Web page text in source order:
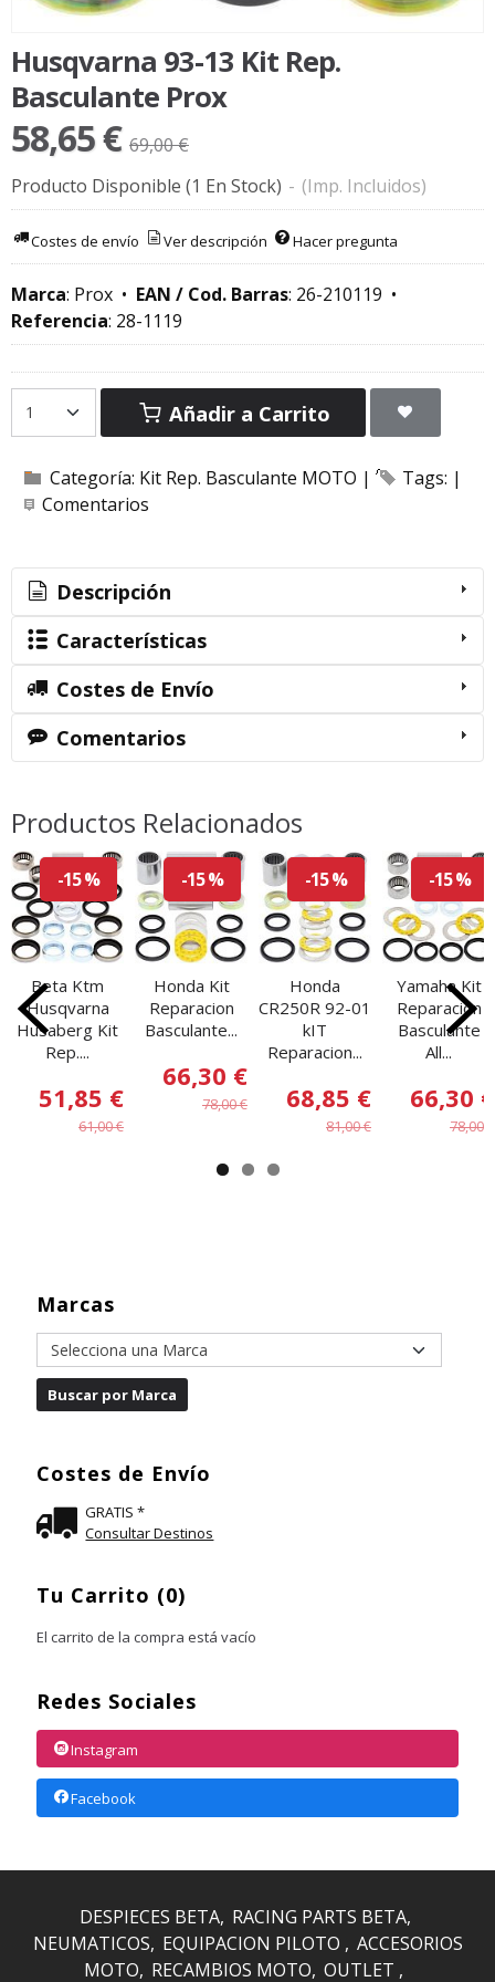
Marcas
Costes de Envío
GRATIS *
Consultar Destinos
Tu Carrito (0)
El carrito de la compra está vacío
Redes Sociales
Instagram
Facebook
Husqvarna 93-13 Kit Rep.
Basculante Prox
58,65 € 69,00 €
Producto Disponible (1 En Stock) - (Imp. Incluidos)
Costes de envío Ver descripción Hacer pregunta
Marca: Prox • EAN / Cod. Barras: 26-210119 •
Referencia: 28-1119
Añadir a Carrito
Categoría: Kit Rep. Basculante MOTO | Tags: |
Comentarios
Descripción
Características
Costes de Envío
Comentarios
Productos Relacionados
-15 %
Beta Ktm
Husqvarna
Husaberg Kit
Rep....
51,85 €
61,00 €
-15 %
Honda Kit
Reparacion
Basculante...
66,30 €
78,00 €
-15 %
Honda
CR250R 92-01
kIT
Reparacion...
68,85 €
81,00 €
-15 %
Yamaha Kit
Reparacion
Basculante
All...
66,30 €
78,00 €
DESPIECES BETA RACING PARTS BETA
NEUMATICOS EQUIPACION PILOTO
ACCESORIOS
MOTO RECAMBIOS MOTO OUTLET